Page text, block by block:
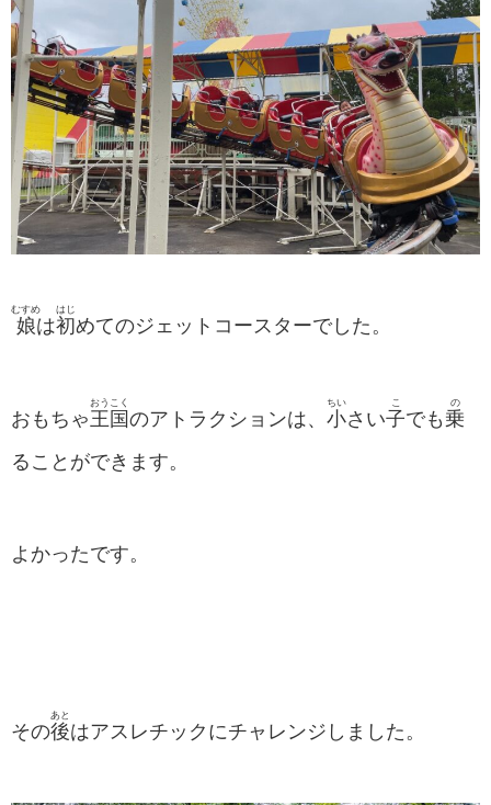
娘
むすめ
は初
はじ
めてのジェットコースターでした。
おもちゃ王国
おうこく
のアトラクションは、 小
ちい
さい子
こ
でも 乗
の
ることができます。
よかったです。
その後
あと
はアスレチックにチャレンジしました。